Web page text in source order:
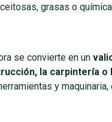
grasas o
se convierte en un
la carpintería o
y